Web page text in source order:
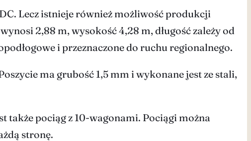
Lecz istnieje również możliwość produkcji
2,88 m, wysokość 4,28 m, długość zależy od
i przeznaczone do ruchu regionalnego.
ma grubość 1,5 mm i wykonane jest ze stali,
także pociąg z 10-wagonami. Pociągi można
stronę.